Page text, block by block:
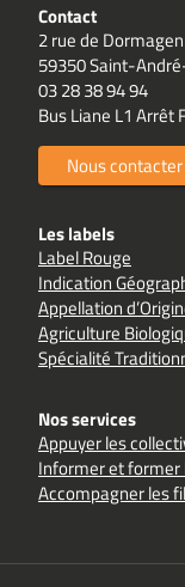
Contact
2 rue de Dormagen
59350 Saint-
03 28 38 94 94
Bus Liane L1 Arrêt
Nous contacter
Les labels
Label Rouge
Indication
Appellation
Agriculture
Spécialité
Nos services
Appuyer les
Informer et former
Accompagner les